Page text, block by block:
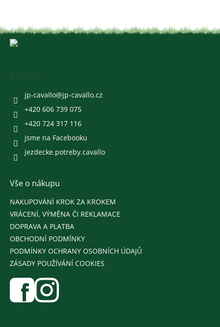
jp-cavallo@jp-cavallo.cz
+420 606 739 075
+420 724 317 116
Jsme na Facebooku
jezdecke.potreby.cavallo
Vše o nákupu
NAKUPOVÁNÍ KROK ZA KROKEM
VRÁCENÍ, VÝMĚNA ČI REKLAMACE
DOPRAVA A PLATBA
OBCHODNÍ PODMÍNKY
PODMÍNKY OCHRANY OSOBNÍCH ÚDAJŮ
ZÁSADY POUŽÍVÁNÍ COOKIES